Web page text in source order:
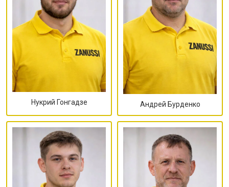
Нукрий Гонгадзе Андрей Бурденко